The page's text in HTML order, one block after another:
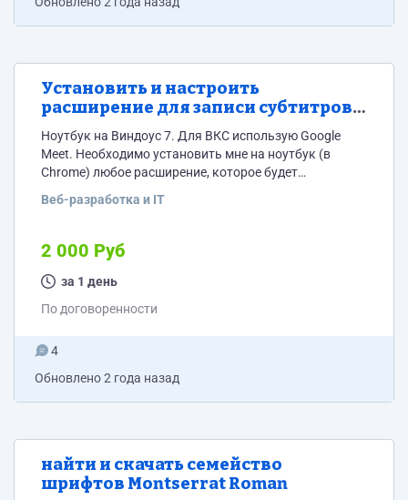
Установить и настроить
расширение для записи субтитров в
Google meet
Ноутбук на Виндоус 7. Для ВКС использую Google
Meet. Необходимо установить мне на ноутбук (в
Chrome) любое расширение, которое будет
ЯЗЫКЕ во время ВКС Google Meet. После установки
пробного ВКС с исполнителем задания. Субтитры в
Google meet у меня работают, на русском языке
отражаются субтитры всех участников ВКС, но нужно
Веб-разработка и IT
2 000 Руб
за 1 день
По договоренности
4
Обновлено2 года назад
найти и скачать семейство
шрифтов Montserrat Roman